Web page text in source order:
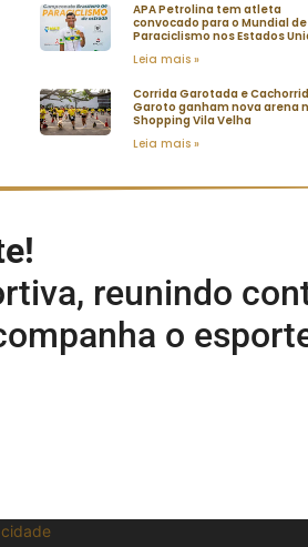
APA Petrolina tem atleta
convocado para o Mundial de
Paraciclismo nos Estados
Leia mais »
Corrida Garotada e
Garoto ganham nova arena
Shopping Vila Velha
Leia mais »
reunindo
o